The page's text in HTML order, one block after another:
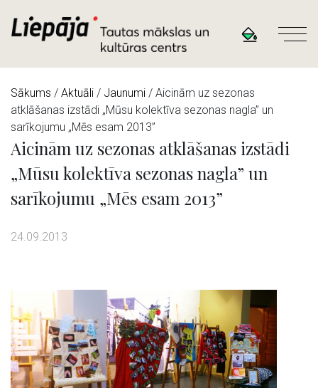
Sākums / Aktuāli / Jaunumi / Aicinām uz sezonas
atklāšanas izstādi „Mūsu kolektīva sezonas nagla” un
sarīkojumu „Mēs esam 2013”
Aicinām uz sezonas atklāšanas izstādi
„Mūsu kolektīva sezonas nagla” un
sarīkojumu „Mēs esam 2013”
24.09.2013